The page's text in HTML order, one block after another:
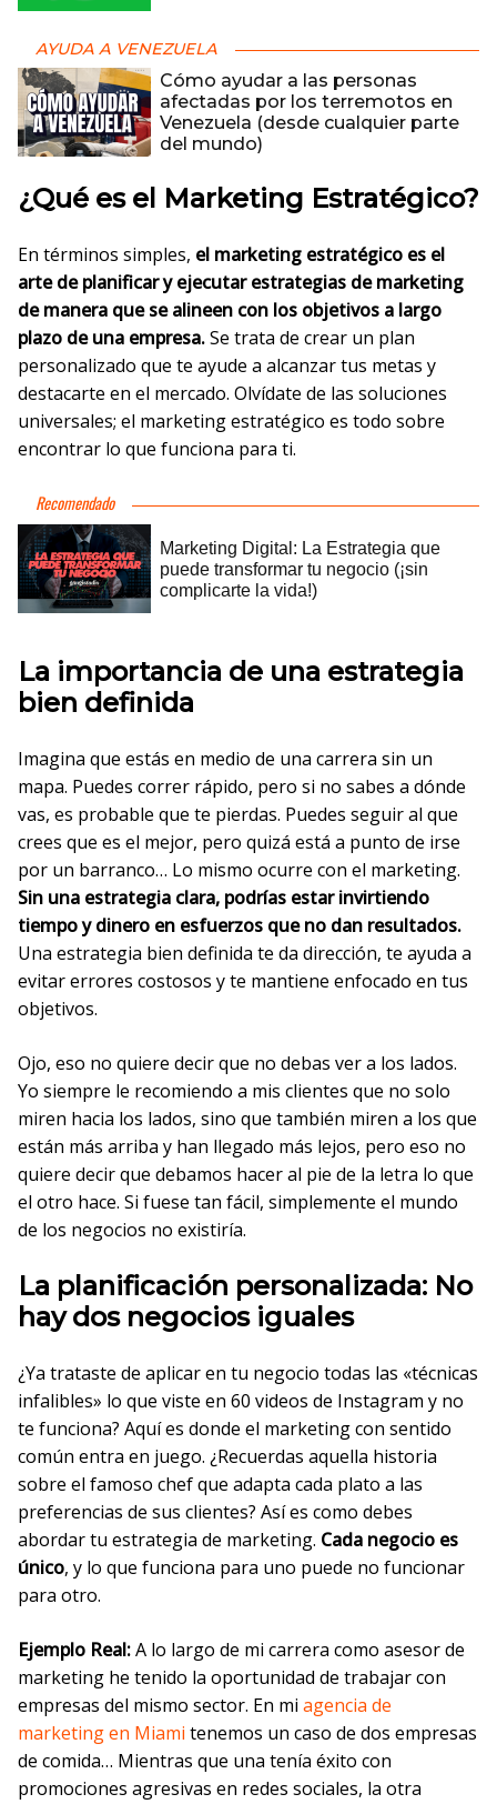
AYUDA A VENEZUELA
Cómo ayudar a las personas
afectadas por los terremotos en
Venezuela (desde cualquier parte
del mundo)
¿Qué es el Marketing Estratégico?
En términos simples, el marketing estratégico es el
arte de planificar y ejecutar estrategias de marketing
de manera que se alineen con los objetivos a largo
plazo de una empresa.Se trata de crear un plan
personalizado que te ayude a alcanzar tus metas y
destacarte en el mercado. Olvídate de las soluciones
universales; el marketing estratégico es todo sobre
encontrar lo que funciona para ti.
La importancia de una estrategia
bien definida
Imagina que estás en medio de una carrera sin un
mapa. Puedes correr rápido, pero si no sabes a dónde
vas, es probable que te pierdas. Puedes seguir al que
crees que es el mejor, pero quizá está a punto de irse
por un barranco… Lo mismo ocurre con el marketing.
Sin una estrategia clara, podrías estar invirtiendo
tiempo y dinero en esfuerzos que no dan resultados.
Una estrategia bien definida te da dirección, te ayuda a
evitar errores costosos y te mantiene enfocado en tus
objetivos.
Ojo, eso no quiere decir que no debas ver a los lados.
Yo siempre le recomiendo a mis clientes que no solo
miren hacia los lados, sino que también miren a los que
están más arriba y han llegado más lejos, pero eso no
quiere decir que debamos hacer al pie de la letra lo que
el otro hace. Si fuese tan fácil, simplemente el mundo
de los negocios no existiría.
La planificación personalizada: No
hay dos negocios iguales
¿Ya trataste de aplicar en tu negocio todas las «técnicas
infalibles» lo que viste en 60 videos de Instagram y no
te funciona? Aquí es donde el marketing con sentido
común entra en juego. ¿Recuerdas aquella historia
sobre el famoso chef que adapta cada plato a las
preferencias de sus clientes? Así es como debes
abordar tu estrategia de marketing. Cada negocio es
único, y lo que funciona para uno puede no funcionar
para otro.
Ejemplo Real:A lo largo de mi carrera como asesor de
marketing he tenido la oportunidad de trabajar con
empresas del mismo sector. En mi agencia de
marketing en Miami tenemos un caso de dos empresas
de comida… Mientras que una tenía éxito con
promociones agresivas en redes sociales, la otra